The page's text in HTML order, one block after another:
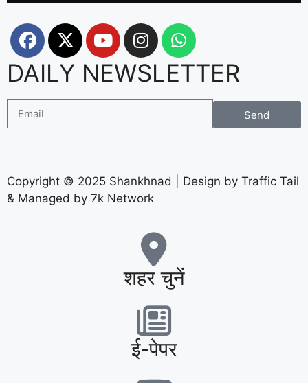
DAILY NEWSLETTER
Send
Copyright © 2025 Shankhnad | Design by Traffic Tail
& Managed by 7k Network
शहर चुनें
ई-पेपर